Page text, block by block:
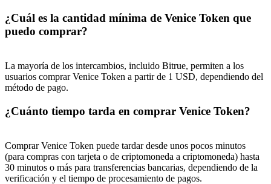
¿Cuál es la cantidad mínima de Venice Token que
puedo comprar?
La mayoría de los intercambios, incluido Bitrue, permiten a los
usuarios comprar Venice Token a partir de 1 USD, dependiendo del
método de pago.
¿Cuánto tiempo tarda en comprar Venice Token?
Comprar Venice Token puede tardar desde unos pocos minutos
(para compras con tarjeta o de criptomoneda a criptomoneda) hasta
30 minutos o más para transferencias bancarias, dependiendo de la
verificación y el tiempo de procesamiento de pagos.